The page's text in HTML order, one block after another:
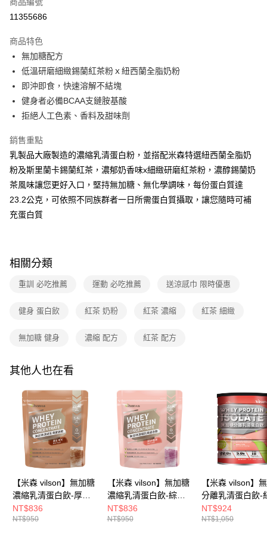
超商取貨付款
Apple Pay
街口支付
悠遊付
Google Pay
大哥付你分期
相關說明
【大哥付你分期使用說明】
1.本服務由台灣大哥大提供，台灣大哥大用戶可立即使用無須另外申請。
2.付款方式選擇「大哥付你分期」，訂單成立後會自動跳轉到大哥付的交易
流程，驗證手機門號後，選擇欲分期的期數、繳款截止日，確認付款後即完
成交易。
【繳款方式說明】
醒簡訊。
帳／街口支付／iPASS MONEY」等通路繳費。
1.本服務係由「台灣大哥大股份有限公司」（以下簡稱本公司）所提供，讓
2.基於同意付款使用「大哥付你分期」之契約關係目的，商店將以您的個人
由本公司與您本人進行分期帳單所需資料之確認、核對及更正。
3.完整用戶服務條款，請詳閱以下連結：
https://oppay.tw/userRule
【關於「AFTEE先享後付」】
AFTEE先享後付是「在收到商品之後才付款」的支付方式。 讓您購物簡單
３．安心：先確認商品／服務後，再付款。
【「AFTEE先享後付」結帳流程】
２．訂單成立數日內，您將收到繳費通知簡訊。
ATM／網路銀行／等多元方式進行付款，方視為交易完成。
後付繳納相關費用。
※ 交易是否成功請以「AFTEE先享後付 」之結帳頁面顯示為準，若有關於
是否繳費成功／繳費後需取消欲退款等相關疑問，請聯繫「AFTEE先享後付
客戶支援中心」https://netprotections.freshdesk.com/support/home
【注意事項】
１．透過由恩沛科技股份有限公司提供之「AFTEE先享後付」服務完成之交
易，需依本服務之必要範圍內提供個人資料，並將交易相關給付款項請求債
權轉讓予恩沛科技股份有限公司。
２．關於個人資料處理事宜，請瀏覽以下網址：
３．未成年的使用者請事先徵得法定代理人或監護人之同意方可使用
「AFTEE先享後付」，若未經同意申辦者引起之損失，本公司不負相關責
任。
４．使用「AFTEE先享後付」時，將依據個別帳號之用戶狀況，依本公司即
ATM付款
全家付款取貨
每筆NT$90，滿NT$699(含以上)免運費
7-11付款取貨
付款後7-11取貨
每筆NT$90，滿NT$699(含以上)免運費
宅配
每筆NT$100，滿NT$699(含以上)免運費
LINEX宇迅-香港/澳門配送 ( 勿選順豐站 / 智能櫃 ) 查看運費
11355686
商品特色
無加糖配方
低溫研磨細緻錫蘭紅茶粉ｘ紐西蘭全脂奶粉
即沖即食，快速溶解不結塊
健身者必備BCAA支鏈胺基酸
拒絕人工色素、香料及甜味劑
銷售重點
乳製品大廠製造的濃縮乳清蛋白粉，並搭配米森特選紐西蘭全脂奶
粉及斯里蘭卡錫蘭紅茶，濃郁奶香味x細緻研磨紅茶粉，濃醇錫蘭奶
茶風味讓您更好入口，堅持無加糖、無化學調味，每份蛋白質達
23.2公克，可依照不同族群者一日所需蛋白質攝取，讓您隨時可補
充蛋白質
相關分類
重訓 必吃推薦 運動 必吃推薦 送涼感巾 限時優惠
健身 蛋白飲 紅茶 奶粉 紅茶 濃縮 紅茶 細緻
無加糖 健身 濃縮 配方 紅茶 配方
其他人也在看
【米森 vilson】無加糖
濃縮乳清蛋白飲-厚乳
可可(750g/袋)【涼夏
限定↘滿額送涼感巾】
NT$836
NT$950
【米森 vilson】無加糖
濃縮乳清蛋白飲-綜合
莓果(550g/袋)【涼夏
限定↘滿額送涼感巾】
NT$836
NT$950
【米森 vilson】
分離乳清蛋白飲-
拿鐵 500g/罐【
定↘滿額送涼感
NT$924
NT$1,050